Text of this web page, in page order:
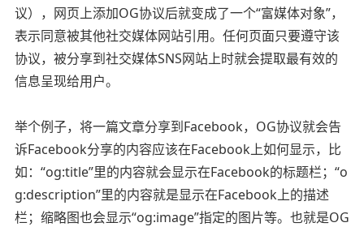
议），网页上添加OG协议后就变成了一个“富媒体对象”，
表示同意被其他社交媒体网站引用。任何页面只要遵守该
协议，被分享到社交媒体SNS网站上时就会提取最有效的
信息呈现给用户。
举个例子，将一篇文章分享到Facebook，OG协议就会告
诉Facebook分享的内容应该在Facebook上如何显示，比
如：“og:title”里的内容就会显示在Facebook的标题栏；“o
g:description”里的内容就是显示在Facebook上的描述
栏；缩略图也会显示“og:image”指定的图片等。也就是OG